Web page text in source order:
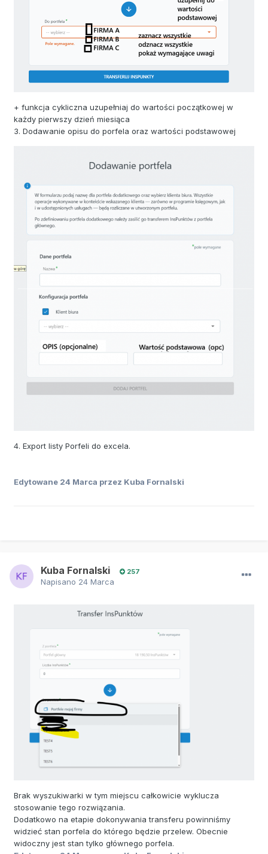
+ funkcja cykliczna uzupełniaj do wartości początkowej w
każdy pierwszy dzień miesiąca
3. Dodawanie opisu do porfela oraz wartości podstawowej
4. Export listy Porfeli do excela.
Edytowane 24 Marca przez Kuba Fornalski
Kuba Fornalski 257
Napisano 24 Marca
Brak wyszukiwarki w tym miejscu całkowicie wyklucza
stosowanie tego rozwiązania.
Dodatkowo na etapie dokonywania transferu powinniśmy
widzieć stan porfela do którego będzie przelew. Obecnie
widoczny jest stan tylko głównego porfela.